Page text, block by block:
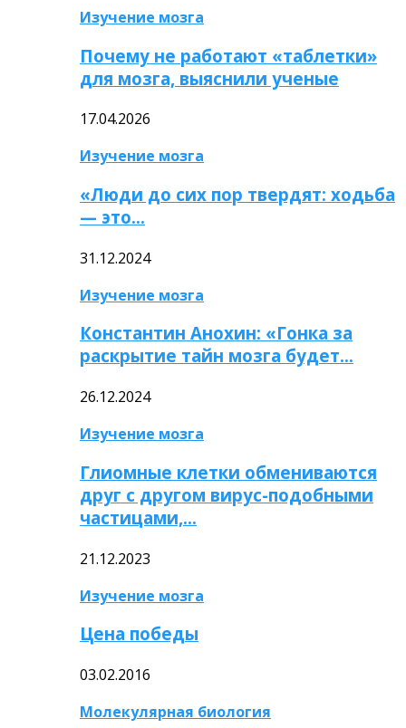
Изучение мозга
Почему не работают «таблетки»
для мозга, выяснили ученые
17.04.2026
Изучение мозга
«Люди до сих пор твердят: ходьба
— это…
31.12.2024
Изучение мозга
Константин Анохин: «Гонка за
раскрытие тайн мозга будет…
26.12.2024
Изучение мозга
Глиомные клетки обмениваются
друг с другом вирус-подобными
частицами,…
21.12.2023
Изучение мозга
Цена победы
03.02.2016
Молекулярная биология